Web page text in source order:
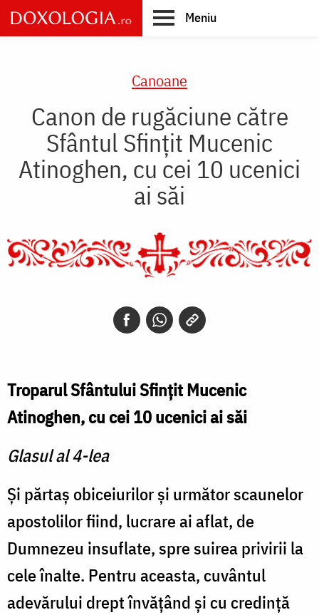
Skip
to
main
Meniu
Canoane
Canon de rugăciune către
Sfântul Sfinţit Mucenic
Atinoghen, cu cei 10 ucenici
ai săi
Troparul Sfântului Sfinţit Mucenic
Atinoghen, cu cei 10 ucenici ai săi
Glasul al 4-lea
Şi părtaş obiceiurilor şi următor scaunelor
apostolilor fiind, lucrare ai aflat, de
Dumnezeu insuflate, spre suirea privirii la
cele înalte. Pentru aceasta, cuvântul
adevărului drept învăţând şi cu credinţă